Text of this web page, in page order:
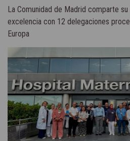
La Comunidad de Madrid comparte
excelencia con 12 delegaciones
Europa